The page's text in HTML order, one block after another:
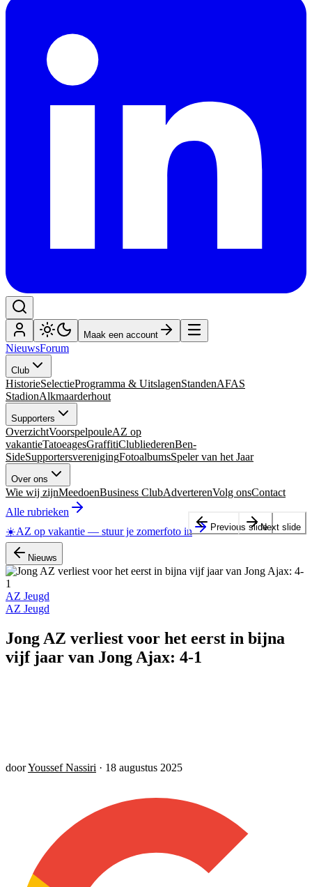
Maak een account
NieuwsForum
Club
HistorieSelectieProgramma & UitslagenStandenAFAS
StadionAlkmaarderhout
Supporters
OverzichtVoorspelpouleAZ op
vakantieTatoeagesGraffitiClubliederenBen-
SideSupportersverenigingFotoalbumsSpeler van het Jaar
Over ons
Wie wij zijnMeedoenBusiness ClubAdverterenVolg onsContact
Alle rubrieken
☀️AZ op vakantie — stuur je zomerfoto in
Nieuws
AZ Jeugd
AZ Jeugd
Jong AZ verliest voor het eerst in bijna
vijf jaar van Jong Ajax: 4-1
doorYoussef Nassiri · 18 augustus 2025
Previous slideNext slide